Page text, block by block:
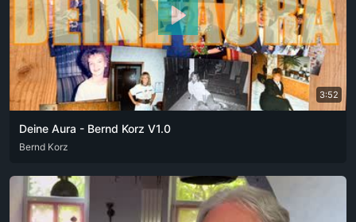
3:52
Deine Aura - Bernd Korz V1.0
DEU PFL
Bernd Korz